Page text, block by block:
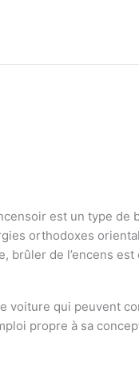
est un type de
orthodoxes
brûler de l’encens
qui peuvent
propre à sa